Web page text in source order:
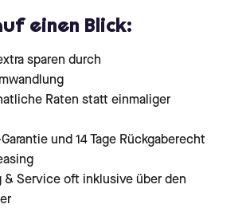
einen Blick:
sparen durch
Raten statt einmaliger
und 14 Tage Rückgaberecht
& Service oft inklusive über den